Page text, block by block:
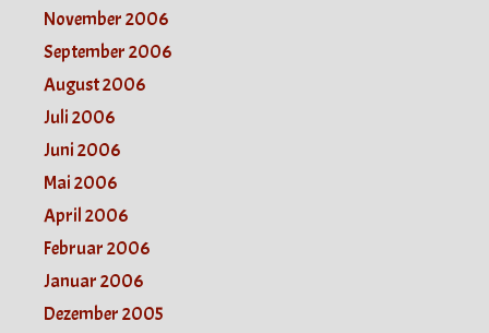
November 2006
September 2006
August 2006
Juli 2006
Juni 2006
Mai 2006
April 2006
Februar 2006
Januar 2006
Dezember 2005